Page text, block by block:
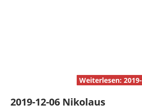
Weiterlesen:
2019-12-06 Nikolaus